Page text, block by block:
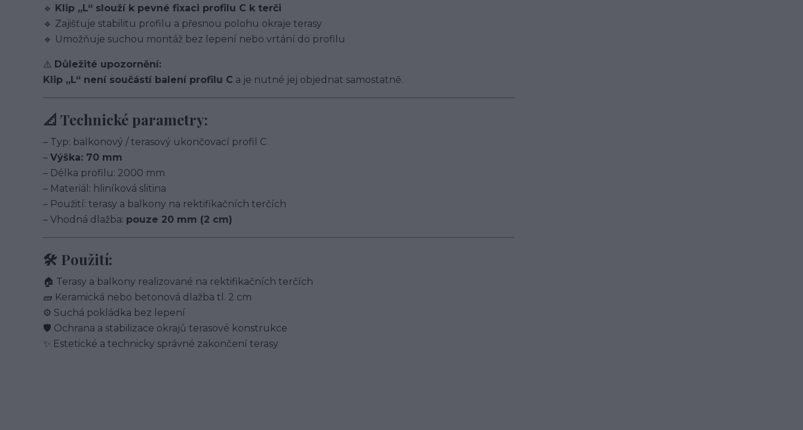
🔹 Klip „L“ slouží k pevné fixaci profilu C k terči
🔹 Zajišťuje stabilitu profilu a přesnou polohu okraje terasy
🔹 Umožňuje suchou montáž bez lepení nebo vrtání do profilu
⚠️ Důležité upozornění:
Klip „L“ není součástí balení profilu C a je nutné jej objednat samostatně.
📐 Technické parametry:
– Typ: balkonový / terasový ukončovací profil C
– Výška: 70 mm
– Délka profilu: 2000 mm
– Materiál: hliníková slitina
– Použití: terasy a balkony na rektifikačních terčích
– Vhodná dlažba: pouze 20 mm (2 cm)
🛠️ Použití:
🏠 Terasy a balkony realizované na rektifikačních terčích
🧱 Keramická nebo betonová dlažba tl. 2 cm
⚙️ Suchá pokládka bez lepení
🛡️ Ochrana a stabilizace okrajů terasové konstrukce
✨ Estetické a technicky správné zakončení terasy